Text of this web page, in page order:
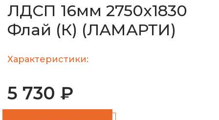
ЛДСП 16мм 2750х1830
Флай (К) (ЛАМАРТИ)
Характеристики:
5 730 ₽